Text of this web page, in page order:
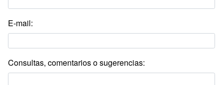
E-mail:
Consultas, comentarios o sugerencias: